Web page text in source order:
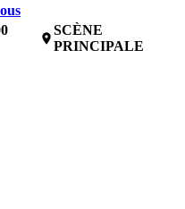
place
SCÈNE
PRINCIPALE